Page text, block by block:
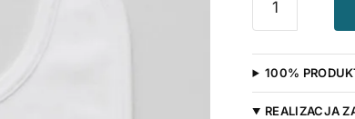
100%
Szczęścia
-
śliniaczek
niemowlęcy
100%
REALIZACJA